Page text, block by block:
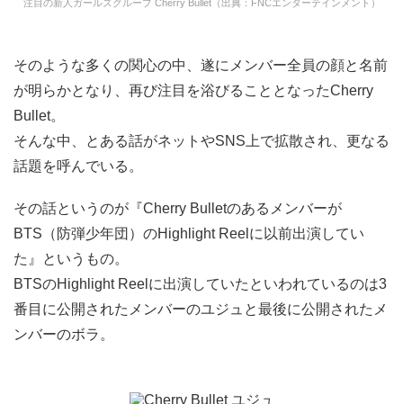
注目の新人ガールズグループ Cherry Bullet（出典：FNCエンターテインメント）
そのような多くの関心の中、遂にメンバー全員の顔と名前
が明らかとなり、再び注目を浴びることとなったCherry
Bullet。
そんな中、とある話がネットやSNS上で拡散され、更なる
話題を呼んでいる。
その話というのが『Cherry Bulletのあるメンバーが
BTS（防弾少年団）のHighlight Reelに以前出演してい
た』というもの。
BTSのHighlight Reelに出演していたといわれているのは3
番目に公開されたメンバーのユジュと最後に公開されたメ
ンバーのボラ。